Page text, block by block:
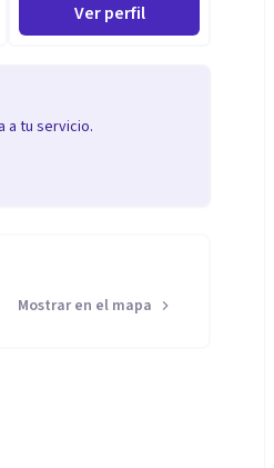
Ver perfil
a tu servicio.
Mostrar en el mapa